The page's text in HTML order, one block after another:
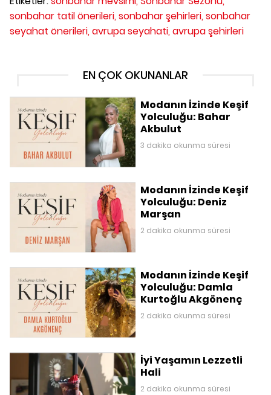
sonbahar tatil önerileri,sonbahar şehirleri,sonbahar
seyahat önerileri,avrupa seyahati,avrupa şehirleri
EN ÇOK OKUNANLAR
Modanın İzinde Keşif
Yolculuğu: Bahar
Akbulut
3 dakika okunma süresi
Modanın İzinde Keşif
Yolculuğu: Deniz
Marşan
2 dakika okunma süresi
Modanın İzinde Keşif
Yolculuğu: Damla
Kurtoğlu Akgönenç
2 dakika okunma süresi
İyi Yaşamın Lezzetli
Hali
2 dakika okunma süresi